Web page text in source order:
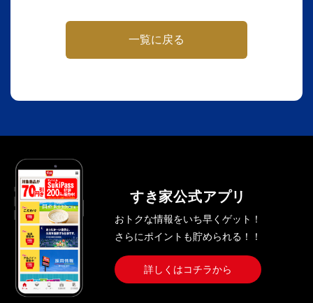
一覧に戻る
すき家公式アプリ
おトクな情報をいち早くゲット！
さらにポイントも貯められる！！
詳しくはコチラから